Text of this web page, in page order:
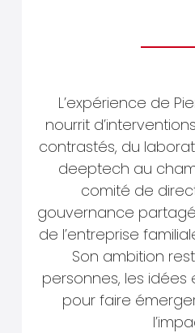
L’expérience de
nourrit
contrastés, du
deeptech au
comité de
gouvernance
de l’entreprise
Son ambition
personnes, les idées
pour faire